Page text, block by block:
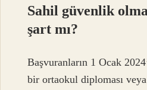
Sahil güvenlik
şart mı?
Başvuranların 1 Ocak
bir ortaokul diploması